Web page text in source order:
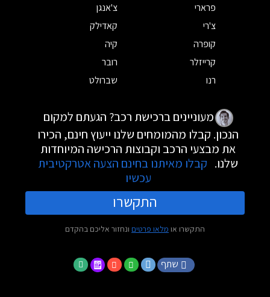
פרארי
צ'אנגן
צ'רי
קאדילק
קופרה
קיה
קרייזלר
רובר
רנו
שברולט
מעוניינים ברכישת רכב? הגעתם למקום
הנכון. קבלו מהמומחים שלנו ייעוץ חינם, הכירו
את מבצעי הרכב וקבוצות הרכישה המיוחדות
שלנו. קבלו מאיתנו בחינם הצעה אטרקטיבית
עכשיו
התקשרו
התקשרו או מלאו פרטים ונחזור אליכם בהקדם
שתף